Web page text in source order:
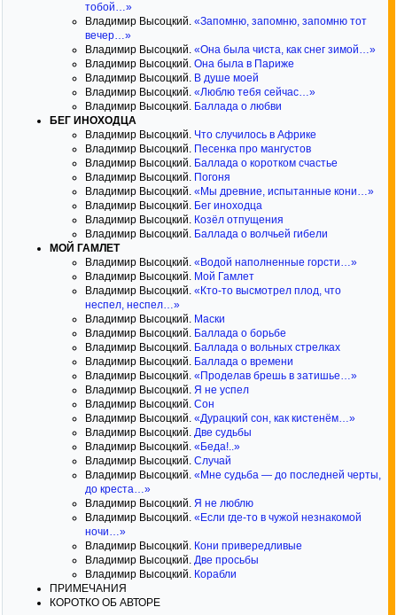
тобой…»
Владимир Высоцкий. «Запомню, запомню, запомню тот
вечер…»
Владимир Высоцкий. «Она была чиста, как снег зимой…»
Владимир Высоцкий. Она была в Париже
Владимир Высоцкий. В душе моей
Владимир Высоцкий. «Люблю тебя сейчас…»
Владимир Высоцкий. Баллада о любви
БЕГ ИНОХОДЦА
Владимир Высоцкий. Что случилось в Африке
Владимир Высоцкий. Песенка про мангустов
Владимир Высоцкий. Баллада о коротком счастье
Владимир Высоцкий. Погоня
Владимир Высоцкий. «Мы древние, испытанные кони…»
Владимир Высоцкий. Бег иноходца
Владимир Высоцкий. Козёл отпущения
Владимир Высоцкий. Баллада о волчьей гибели
МОЙ ГАМЛЕТ
Владимир Высоцкий. «Водой наполненные горсти…»
Владимир Высоцкий. Мой Гамлет
Владимир Высоцкий. «Кто-то высмотрел плод, что
неспел, неспел…»
Владимир Высоцкий. Маски
Владимир Высоцкий. Баллада о борьбе
Владимир Высоцкий. Баллада о вольных стрелках
Владимир Высоцкий. Баллада о времени
Владимир Высоцкий. «Проделав брешь в затишье…»
Владимир Высоцкий. Я не успел
Владимир Высоцкий. Сон
Владимир Высоцкий. «Дурацкий сон, как кистенём…»
Владимир Высоцкий. Две судьбы
Владимир Высоцкий. «Беда!..»
Владимир Высоцкий. Случай
Владимир Высоцкий. «Мне судьба — до последней черты,
до креста…»
Владимир Высоцкий. Я не люблю
Владимир Высоцкий. «Если где-то в чужой незнакомой
ночи…»
Владимир Высоцкий. Кони привередливые
Владимир Высоцкий. Две просьбы
Владимир Высоцкий. Корабли
ПРИМЕЧАНИЯ
КОРОТКО ОБ АВТОРЕ